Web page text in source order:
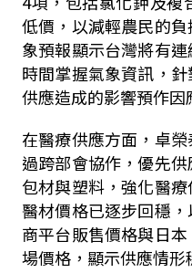
低價，以減輕農民的
象預報顯示台灣將有
時間掌握氣象資訊，
供應造成的影響預作因
在醫療供應方面，卓
過跨部會協作，優先
包材與塑料，強化醫
醫材價格已逐步回穩
商平台販售價格與日
場價格，顯示供應情形